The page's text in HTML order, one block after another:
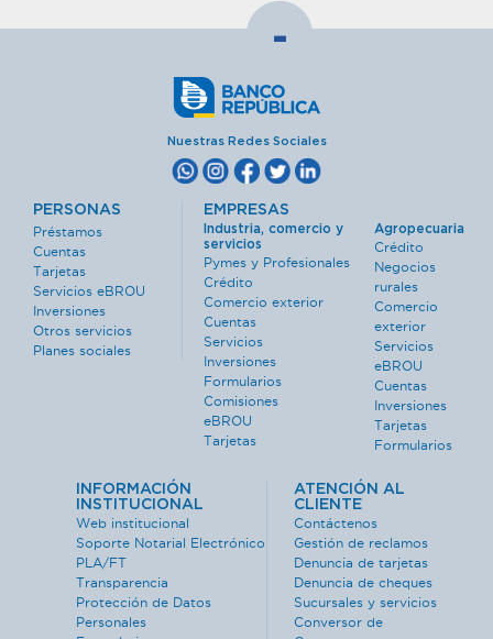
-
Nuestras Redes Sociales
PERSONAS
Préstamos
Cuentas
Tarjetas
Servicios eBROU
Inversiones
Otros servicios
Planes sociales
EMPRESAS
Industria, comercio y
servicios
Pymes y Profesionales
Crédito
Comercio exterior
Cuentas
Servicios
Inversiones
Formularios
Comisiones
eBROU
Tarjetas
Agropecuaria
Crédito
Negocios
rurales
Comercio
exterior
Servicios
eBROU
Cuentas
Inversiones
Tarjetas
Formularios
INFORMACIÓN
INSTITUCIONAL
Web institucional
Soporte Notarial Electrónico
PLA/FT
Transparencia
Protección de Datos
Personales
ATENCIÓN AL
CLIENTE
Contáctenos
Gestión de reclamos
Denuncia de tarjetas
Denuncia de cheques
Sucursales y servicios
Conversor de